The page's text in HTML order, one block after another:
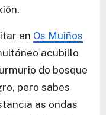
en Os Muiños
acubillo
do bosque
pero sabes
as ondas